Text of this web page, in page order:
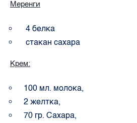
Меренги
4 белка
стакан сахара
Крем:
100 мл. молока,
2 желтка,
70 гр. Сахара,